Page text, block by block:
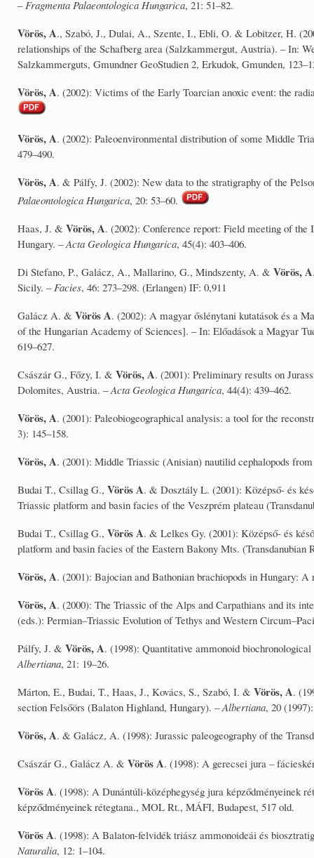
–Fragmenta Palaeontologica Hungarica, 21: 51–82.
Vörös, A., Szabó, J., Dulai, A., Szente, I., Ebli, O. & Lobitzer, H.
relationships of the Schafberg area (Salzkammergut, Austria). – In:
Salzkammerguts, Gmundner GeoStudien 2, Erkudok, Gmunden,
Vörös, A. (2002): Victims of the Early Toarcian anoxic event: the
Vörös, A. (2002): Paleoenvironmental distribution of some Middle
479–490.
Vörös, A. & Pálfy, J. (2002): New data to the stratigraphy of the
Palaeontologica Hungarica, 20: 53–60.
Haas, J. & Vörös, A. (2002): Conference report: Field meeting of
Hungary. –Acta Geologica Hungarica, 45(4): 403–406.
Di Stefano, P., Galácz, A., Mallarino, G., Mindszenty, A. & Vörös, A
Sicily. –Facies, 46: 273–298. (Erlangen) IF: 0,911
Galácz A. & Vörös A. (2002): A magyar őslénytani kutatások és a
of the Hungarian Academy of Sciences]. – In: Előadások a Magyar
619–627.
Császár G., Főzy, I. & Vörös, A. (2001): Preliminary results on
Dolomites, Austria. –Acta Geologica Hungarica, 44(4): 439–462.
Vörös, A. (2001): Paleobiogeographical analysis: a tool for the
3): 145–158.
Vörös, A. (2001): Middle Triassic (Anisian) nautilid cephalopods
Budai T., Csillag G., Vörös A. & Dosztály L. (2001): Középső- és
Triassic platform and basin facies of the Veszprém plateau
Budai T., Csillag G., Vörös A. & Lelkes Gy. (2001): Középső- és
platform and basin facies of the Eastern Bakony Mts. (Transdanubian
Vörös, A. (2001): Bajocian and Bathonian brachiopods in Hungary:
Vörös, A. (2000): The Triassic of the Alps and Carpathians and its
(eds.): Permian–Triassic Evolution of Tethys and Western
Pálfy, J. & Vörös, A. (1998): Quantitative ammonoid
Albertiana, 21: 19–26.
Márton, E., Budai, T., Haas, J., Kovács, S., Szabó, I. & Vörös, A.
section Felsőörs (Balaton Highland, Hungary). –Albertiana, 20
Vörös, A. & Galácz, A. (1998): Jurassic paleogeography of the
Császár G., Galácz A. & Vörös A. (1998): A gerecsei jura –
Vörös A. (1998): A Dunántúli-középhegység jura képződményeinek
képződményeinek rétegtana., MOL Rt., MÁFI, Budapest, 517 old.
Vörös A. (1998): A Balaton-felvidék triász ammonoideái és
Naturalia, 12: 1–104.